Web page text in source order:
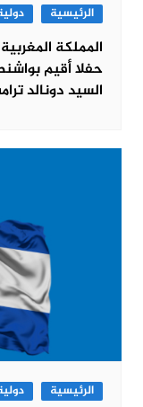
الرئيسية
المملكة
حفلا أقيم
السيد دونالد
الرئيسية